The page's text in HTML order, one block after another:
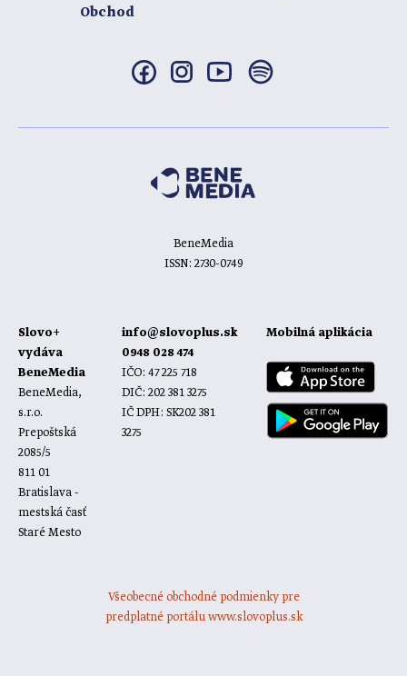
Obchod
BeneMedia
ISSN: 2730-0749
Slovo+
vydáva
BeneMedia
BeneMedia,
s.r.o.
Prepoštská
2085/5
811 01
Bratislava -
mestská časť
Staré Mesto
info@slovoplus.sk
0948 028 474
IČO: 47 225 718
DIČ: 202 381 3275
IČ DPH: SK202 381
3275
Mobilná aplikácia
Všeobecné obchodné podmienky pre
predplatné portálu www.slovoplus.sk